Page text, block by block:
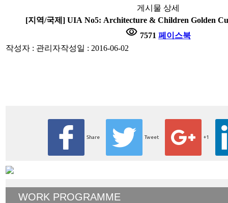
게시물 상세
[지역/국제] UIA No5: Architecture & Children Golden
visibility 7571 페이스북
작성자 : 관리자작성일 : 2016-06-02
Share Tweet +1
WORK PROGRAMME